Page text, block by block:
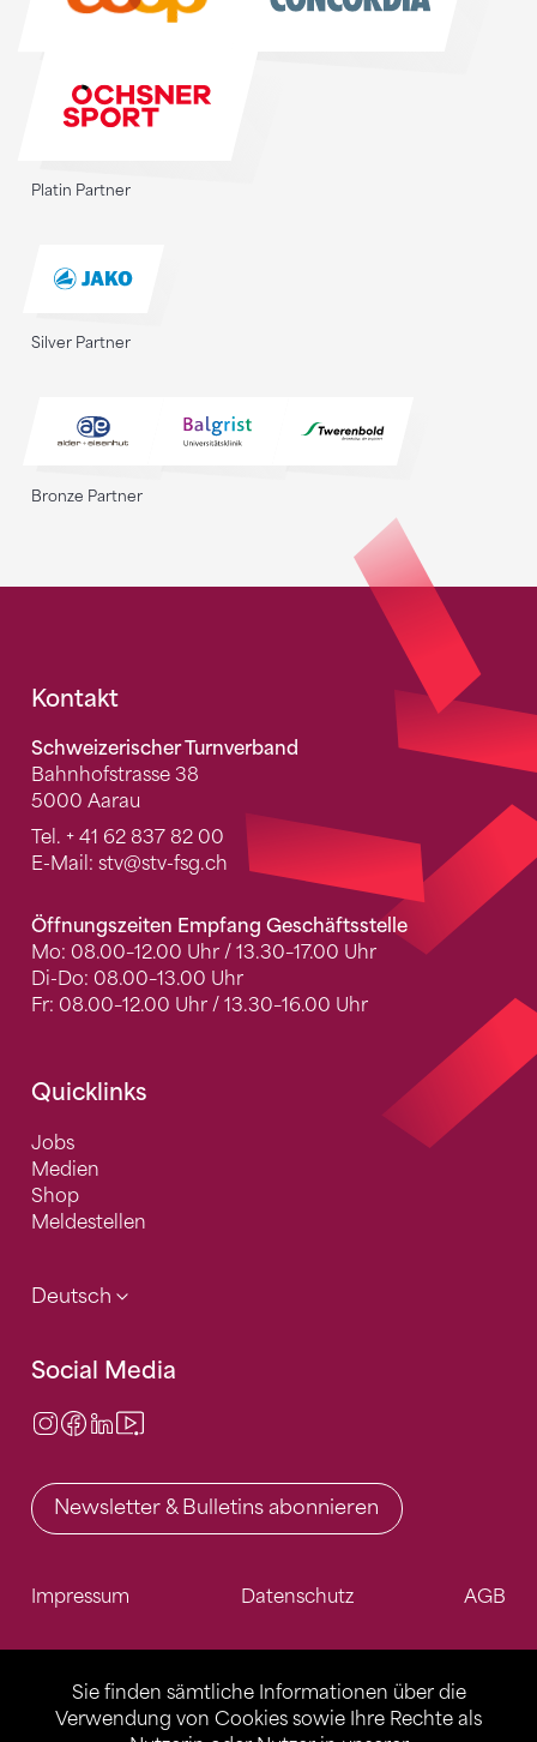
Sie finden sämtliche Informationen über die
Verwendung von Cookies sowie Ihre Rechte als
Platin Partner
Silver Partner
Bronze Partner
Fusszeile
Kontakt
Schweizerischer Turnverband
Bahnhofstrasse 38
5000 Aarau
Tel. + 41 62 837 82 00
E-Mail: stv@stv-fsg.ch
Öffnungszeiten Empfang Geschäftsstelle
Mo: 08.00–12.00 Uhr / 13.30–17.00 Uhr
Di-Do: 08.00–13.00 Uhr
Fr: 08.00–12.00 Uhr / 13.30–16.00 Uhr
Quicklinks
Jobs
Medien
Shop
Meldestellen
Deutsch
Social Media
Instagram
Facebook
LinkedIn
Newsletter & Bulletins abonnieren
Impressum Datenschutz AGB